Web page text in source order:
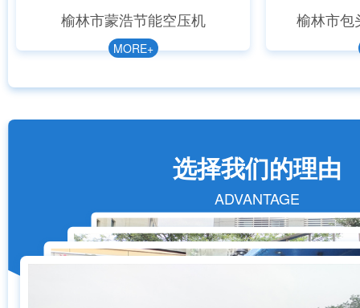
榆林市蒙浩节能空压机
MORE+
榆林市包
选择我们的理由
ADVANTAGE